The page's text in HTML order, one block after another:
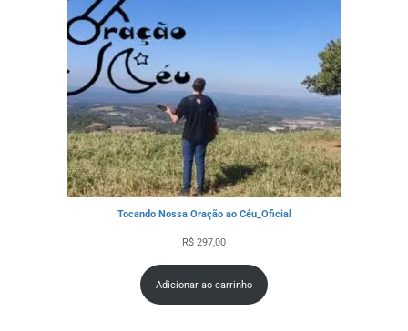
Tocando Nossa Oração ao Céu_Oficial
R$ 297,00
Adicionar ao carrinho